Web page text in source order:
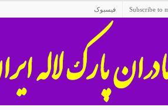
Subscribe to فیسبوک